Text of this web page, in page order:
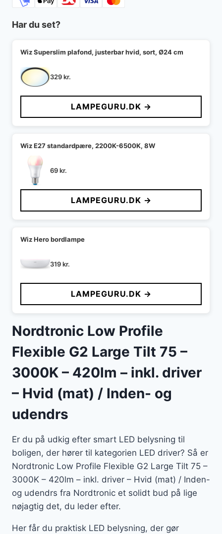
Har du set?
Wiz Superslim plafond, justerbar hvid, sort, Ø24 cm
329kr.
LAMPEGURU.DK →
Wiz E27 standardpære, 2200K-6500K, 8W
69kr.
LAMPEGURU.DK →
Wiz Hero bordlampe
319kr.
LAMPEGURU.DK →
Nordtronic Low Profile
Flexible G2 Large Tilt 75 –
3000K – 420lm – inkl. driver
– Hvid (mat) / Inden- og
udendrs
Er du på udkig efter smart LED belysning til
boligen, der hører til kategorien LED driver? Så er
Nordtronic Low Profile Flexible G2 Large Tilt 75 –
3000K – 420lm – inkl. driver – Hvid (mat) / Inden-
og udendrs fra Nordtronic et solidt bud på lige
nøjagtig det, du leder efter.
Her får du praktisk LED belysning, der gør